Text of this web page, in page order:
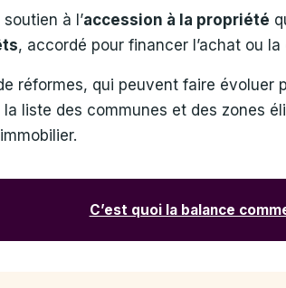
à l’accession à la propriété
, accordé pour financer l’achat ou la
réformes, qui peuvent faire
liste des communes et des zones
C’est quoi la balance